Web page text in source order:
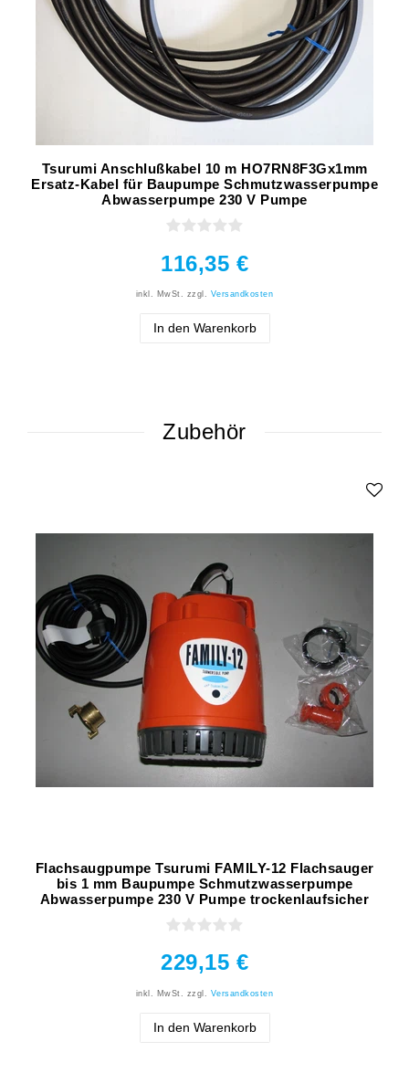
Tsurumi Anschlußkabel 10 m HO7RN8F3Gx1mm
Ersatz-Kabel für Baupumpe Schmutzwasserpumpe
Abwasserpumpe 230 V Pumpe
116,35 €
inkl. MwSt. zzgl. Versandkosten
In den Warenkorb
Zubehör
Flachsaugpumpe Tsurumi FAMILY-12 Flachsauger
bis 1 mm Baupumpe Schmutzwasserpumpe
Abwasserpumpe 230 V Pumpe trockenlaufsicher
229,15 €
inkl. MwSt. zzgl. Versandkosten
In den Warenkorb